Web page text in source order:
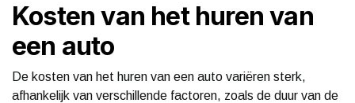
Kosten van het huren van
een auto
De kosten van het huren van een auto variëren sterk,
afhankelijk van verschillende factoren, zoals de duur van de